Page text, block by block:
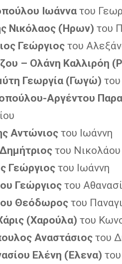
Ιωάννα του
Νικόλαος (Ήρων) του
Γεώργιος του
– Ολάνη Καλλιρόη
Γεωργία (Γωγώ)
Αργέντου
Αντώνιος του Ιωάννη
του Νικολάου
Γεώργιος του Ιωάννη
Γεώργιος του
Θεόδωρος του
(Χαρούλα) του
Αναστάσιος του
Ελένη (Έλενα)